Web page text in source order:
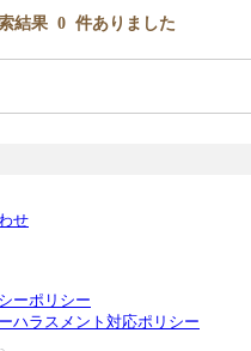
結果 0 件ありました
せ
ーポリシー
ハラスメント対応ポリシー